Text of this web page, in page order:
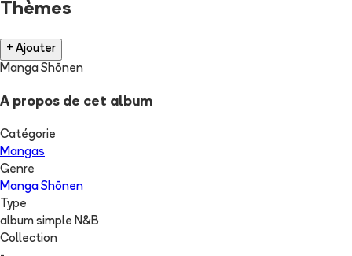
Thèmes
+ Ajouter
Manga Shōnen
A propos de cet album
Catégorie
Mangas
Genre
Manga Shōnen
Type
album simple N&B
Collection